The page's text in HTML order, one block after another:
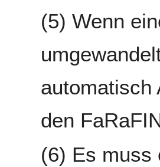
Wenn
automatisch
den
Es muss